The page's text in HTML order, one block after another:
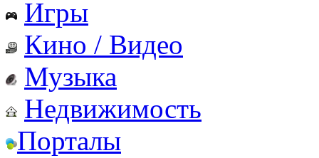
Игры
Кино / Видео
Музыка
Недвижимость
Порталы